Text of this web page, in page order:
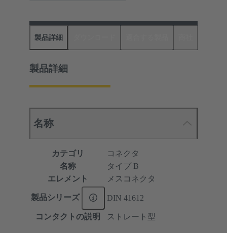
製品詳細
製品詳細
名称
カテゴリ
コネクタ
名称
タイプ B
エレメント
メスコネクタ
製品シリーズ DIN 41612
コンタクトの説明 ストレート型